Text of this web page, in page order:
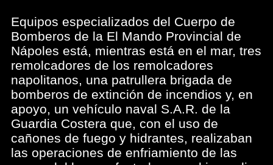
Equipos especializados del Cuerpo de
Bomberos de la El Mando Provincial de
Nápoles está, mientras está en el mar, tres
remolcadores de los remolcadores
napolitanos, una patrullera brigada de
bomberos de extinción de incendios y, en
apoyo, un vehículo naval S.A.R. de la
Guardia Costera que, con el uso de
cañones de fuego y hidrantes, realizaban
las operaciones de enfriamiento de las